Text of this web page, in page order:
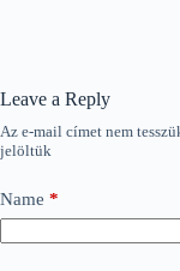
Leave a Reply
Az e-mail címet nem
jelöltük
Name *